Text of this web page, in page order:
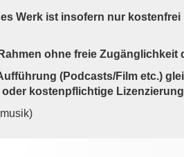
Werk ist insofern nur
ohne freie Zugänglichkeit
(Podcasts/Film etc.)
kostenpflichtige